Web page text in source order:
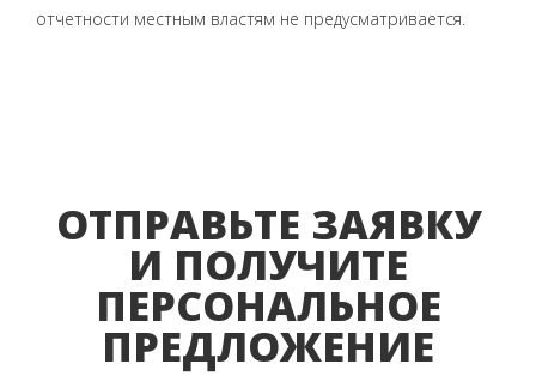
отчетности местным властям не предусматривается.
ОТПРАВЬТЕ ЗАЯВКУ
И ПОЛУЧИТЕ
ПЕРСОНАЛЬНОЕ
ПРЕДЛОЖЕНИЕ